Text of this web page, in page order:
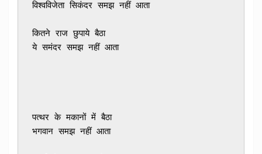
विश्वविजेता सिकंदर समझ नहीं आता
कितने राज छुपाये बैठा
ये समंदर समझ नहीं आता
पत्थर के मकानों में बैठा
भगवान समझ नहीं आता